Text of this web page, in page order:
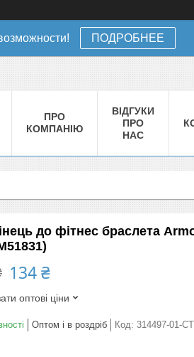
ПОДРОБНЕЕ
ПРО
КОМПАНІЮ
ВІДГУКИ
ПРО
НАС
до фітнес браслета
134 ₴
оптові ціни
Оптом і в роздріб Код: 314497-01-СТ